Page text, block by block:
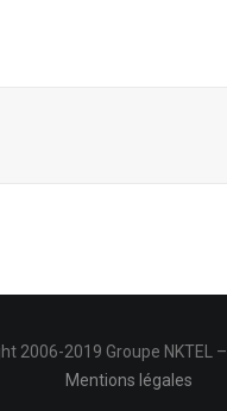
2006-2019 Groupe NKTEL –
Mentions légales